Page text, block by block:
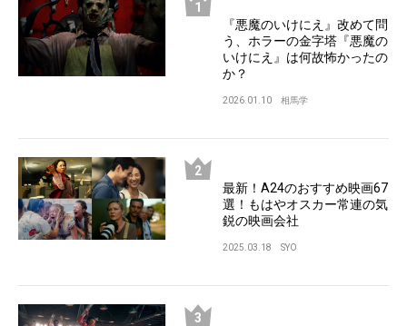
『悪魔のいけにえ』改めて問
う、ホラーの金字塔『悪魔の
いけにえ』は何故怖かったの
か？
2026.01.10 相馬学
最新！A24のおすすめ映画67
選！もはやオスカー常連の気
鋭の映画会社
2025.03.18 SYO